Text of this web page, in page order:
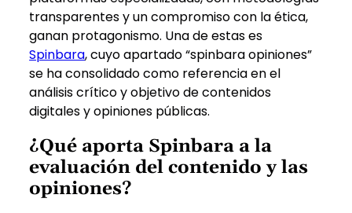
transparentes y un compromiso con la ética,
ganan protagonismo. Una de estas es
Spinbara, cuyo apartado “spinbara opiniones”
se ha consolidado como referencia en el
análisis crítico y objetivo de contenidos
digitales y opiniones públicas.
¿Qué aporta Spinbara a la
evaluación del contenido y las
opiniones?